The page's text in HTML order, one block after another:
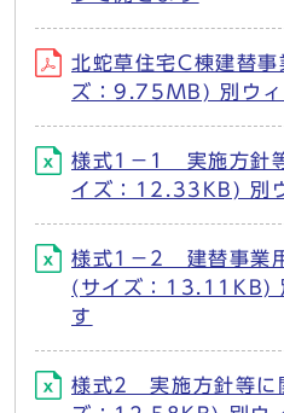
北蛇草住宅C棟建替
ズ：9.75MB) 別ウィ
様式1－1 実施方針
イズ：12.33KB) 別
様式1－2 建替事業
(サイズ：13.11KB)
す
様式2 実施方針等に